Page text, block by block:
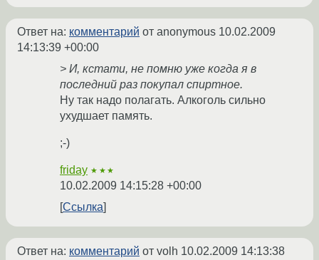
Ответ на: комментарий от anonymous 10.02.2009
14:13:39 +00:00
> И, кстати, не помню уже когда я в
последний раз покупал спиртное.
Ну так надо полагать. Алкоголь сильно
ухудшает память.
;-)
friday ★★★
10.02.2009 14:15:28 +00:00
Ссылка
Ответ на: комментарий от volh 10.02.2009 14:13:38